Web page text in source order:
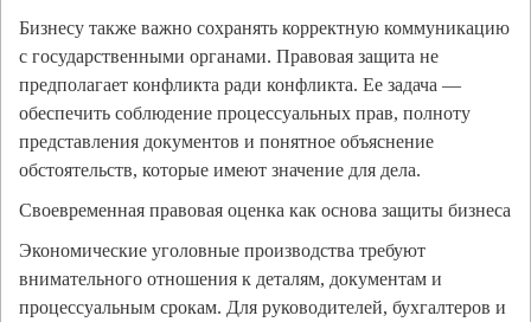
Бизнесу также важно сохранять корректную коммуникацию
с государственными органами. Правовая защита не
предполагает конфликта ради конфликта. Ее задача —
обеспечить соблюдение процессуальных прав, полноту
представления документов и понятное объяснение
обстоятельств, которые имеют значение для дела.
Своевременная правовая оценка как основа защиты бизнеса
Экономические уголовные производства требуют
внимательного отношения к деталям, документам и
процессуальным срокам. Для руководителей, бухгалтеров и